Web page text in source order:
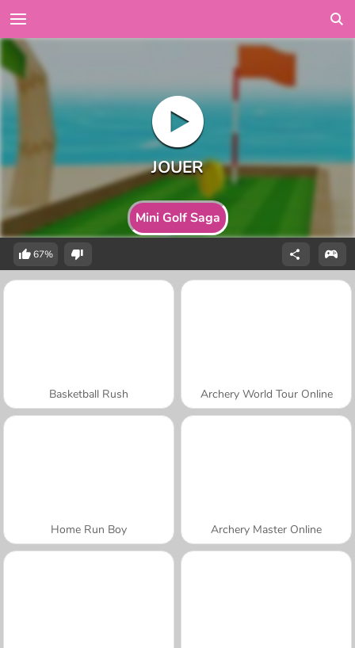
Mini Golf Saga
67%
Basketball Rush Archery World Tour Online
Home Run Boy Archery Master Online